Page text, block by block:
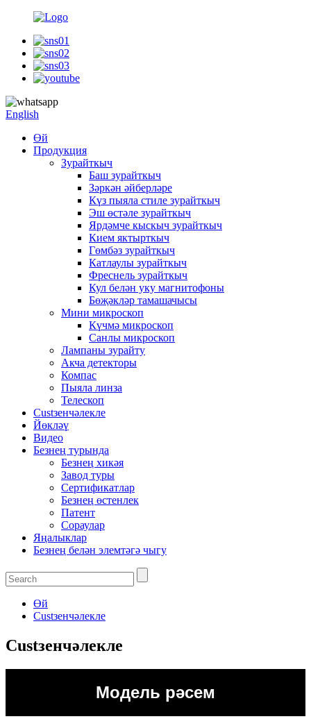
English
Өй
Продукция
Зурайткыч
Баш зурайткыч
Зәркән әйберләре
Күз пыяла стиле зурайткыч
Эш өстәле зурайткыч
Ярдәмче кыскыч зурайткыч
Кием яктырткыч
Гөмбәз зурайткыч
Катлаулы зурайткыч
Фреснель зурайткыч
Кул белән уку магнитофоны
Бөҗәкләр тамашачысы
Мини микроскоп
Күчмә микроскоп
Санлы микроскоп
Лампаны зурайту
Акча детекторы
Компас
Пыяла линза
Телескоп
Custзенчәлекле
Йөкләү
Видео
Безнең турында
Безнең хикәя
Завод туры
Сертификатлар
Безнең өстенлек
Патент
Сораулар
Яңалыклар
Безнең белән элемтәгә чыгу
Өй
Custзенчәлекле
Custзенчәлекле
Модель рәсем